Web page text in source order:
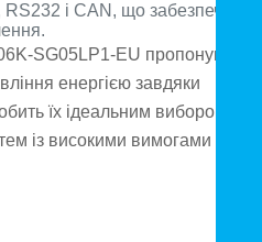
і CAN, що забезпечує
SG05LP1-EU пропонують
енергією завдяки
їх ідеальним вибором для
із високими вимогами до